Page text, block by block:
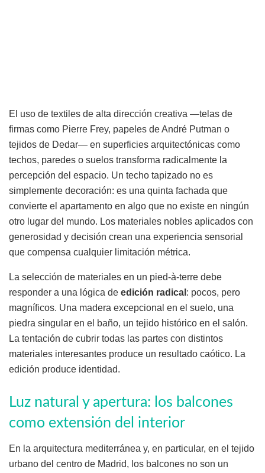
El uso de textiles de alta dirección creativa —telas de
firmas como Pierre Frey, papeles de André Putman o
tejidos de Dedar— en superficies arquitectónicas como
techos, paredes o suelos transforma radicalmente la
percepción del espacio. Un techo tapizado no es
simplemente decoración: es una quinta fachada que
convierte el apartamento en algo que no existe en ningún
otro lugar del mundo. Los materiales nobles aplicados con
generosidad y decisión crean una experiencia sensorial
que compensa cualquier limitación métrica.
La selección de materiales en un pied-à-terre debe
responder a una lógica de edición radical : pocos, pero
magníficos. Una madera excepcional en el suelo, una
piedra singular en el baño, un tejido histórico en el salón.
La tentación de cubrir todas las partes con distintos
materiales interesantes produce un resultado caótico. La
edición produce identidad.
Luz natural y apertura: los balcones
como extensión del interior
En la arquitectura mediterránea y, en particular, en el tejido
urbano del centro de Madrid, los balcones no son un